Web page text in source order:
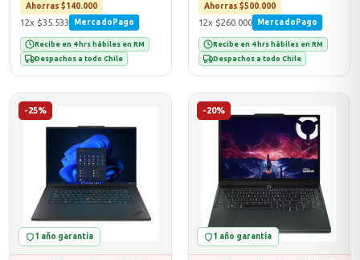
Ahorras $140.000
12x $35.533 MercadoPago
Recibe en 4 hrs hábiles en RM
Despachos a todo Chile
Ahorras $500.000
12x $260.000 MercadoPago
Recibe en 4 hrs hábiles en RM
Despachos a todo Chile
-25%
1 año garantía
-20%
1 año garantía